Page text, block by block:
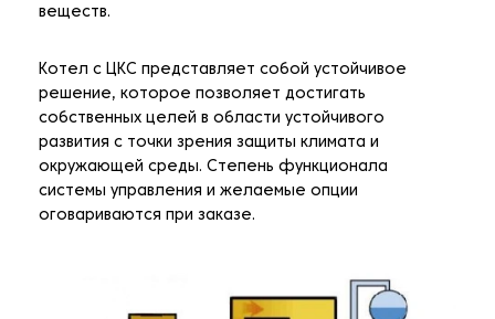
веществ.
Котел с ЦКС представляет собой устойчивое
решение, которое позволяет достигать
собственных целей в области устойчивого
развития с точки зрения защиты климата и
окружающей среды. Степень функционала
системы управления и желаемые опции
оговариваются при заказе.